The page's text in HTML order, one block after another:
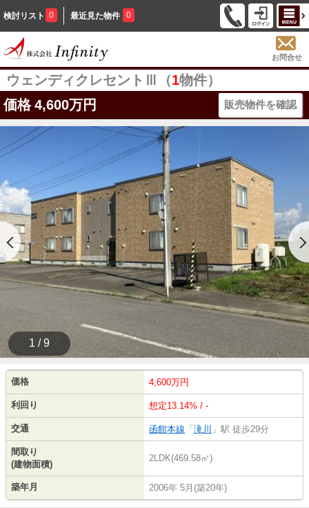
検討リスト 0 最近見た物件 0
お問合せ
ウェンディクレセントⅢ（1物件）
価格 4,600万円 販売物件を確認
1 / 9
価格 4,600万円
利回り 想定13.14% / -
交通 函館本線 「 滝川 」駅 徒歩29分
間取り
(建物面積)
2LDK(469.58㎡)
築年月 2006年 5月(築20年)